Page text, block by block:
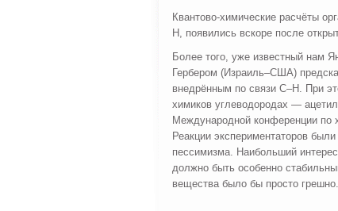
Квантово-химические расчёты
Н, появились вскоре после
Более того, уже известный нам
Гербером (Израиль–США)
внедрённым по связи С–Н. При
химиков углеводородах —
Международной конференции по
Реакции экспериментаторов
пессимизма. Наибольший
должно быть особенно
вещества было бы просто грешно.